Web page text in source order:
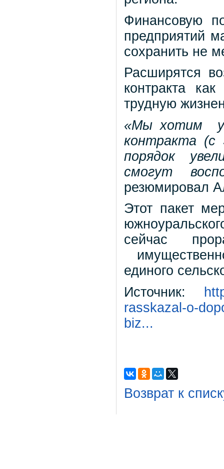
Финансовую
предприятий
сохранить не
Расширятся
контракта
трудную
«Мы хотим
контракта
порядок
смогут
резюмировал
Этот пакет
сейчас
единого
Источник:
rasskazal-o-
biz...
Возврат к